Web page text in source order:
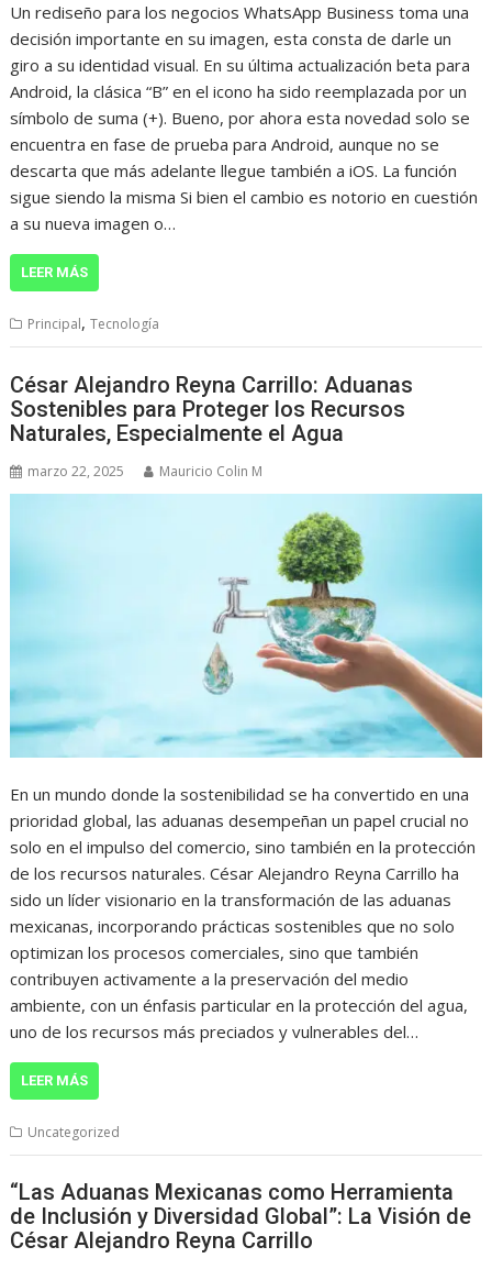
Un rediseño para los negocios WhatsApp Business toma una
decisión importante en su imagen, esta consta de darle un
giro a su identidad visual. En su última actualización beta para
Android, la clásica “B” en el icono ha sido reemplazada por un
símbolo de suma (+). Bueno, por ahora esta novedad solo se
encuentra en fase de prueba para Android, aunque no se
descarta que más adelante llegue también a iOS. La función
sigue siendo la misma Si bien el cambio es notorio en cuestión
a su nueva imagen o…
LEER MÁS
Principal,Tecnología
César Alejandro Reyna Carrillo: Aduanas
Sostenibles para Proteger los Recursos
Naturales, Especialmente el Agua
marzo 22, 2025 Mauricio Colin M
En un mundo donde la sostenibilidad se ha convertido en una
prioridad global, las aduanas desempeñan un papel crucial no
solo en el impulso del comercio, sino también en la protección
de los recursos naturales. César Alejandro Reyna Carrillo ha
sido un líder visionario en la transformación de las aduanas
mexicanas, incorporando prácticas sostenibles que no solo
optimizan los procesos comerciales, sino que también
contribuyen activamente a la preservación del medio
ambiente, con un énfasis particular en la protección del agua,
uno de los recursos más preciados y vulnerables del…
LEER MÁS
Uncategorized
“Las Aduanas Mexicanas como Herramienta
de Inclusión y Diversidad Global”: La Visión de
César Alejandro Reyna Carrillo